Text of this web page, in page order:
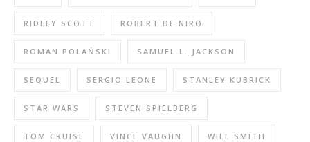
RIDLEY SCOTT ROBERT DE NIRO
ROMAN POLAŃSKI SAMUEL L. JACKSON
SEQUEL SERGIO LEONE STANLEY KUBRICK
STAR WARS STEVEN SPIELBERG
TOM CRUISE VINCE VAUGHN WILL SMITH